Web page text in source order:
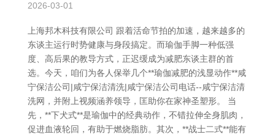
2026-03-01
上海邦木科技有限公司 跟着活命节拍的加速，越来越多的
东谈主运行时势健康与身段搞定。而瑜伽手脚一种低强
度、高后果的教导方式，正迟缓成为减肥东谈主群的首
选。今天，咱们为各人保举几个**瑜伽减肥的浅显动作**咸
宁保洁公司|咸宁保洁清洗|咸宁保洁公司电话--咸宁保洁清
洗网，并附上视频涵养领导，匡助你在家神圣塑形。 当
先，**下犬式**是瑜伽中的经典动作，不错拉伸全身肌肉，
促进血液轮回，有助于燃烧脂肪。其次，**战士二式**能有